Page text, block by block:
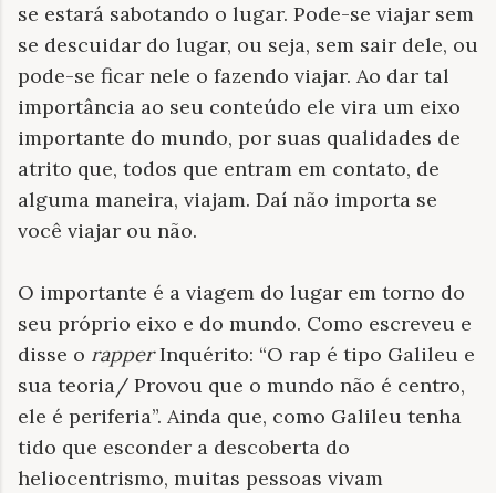
se estará sabotando o lugar. Pode-se viajar sem
se descuidar do lugar, ou seja, sem sair dele, ou
pode-se ficar nele o fazendo viajar. Ao dar tal
importância ao seu conteúdo ele vira um eixo
importante do mundo, por suas qualidades de
atrito que, todos que entram em contato, de
alguma maneira, viajam. Daí não importa se
você viajar ou não.
O importante é a viagem do lugar em torno do
seu próprio eixo e do mundo. Como escreveu e
disse o rapperInquérito: “O rap é tipo Galileu e
sua teoria/ Provou que o mundo não é centro,
ele é periferia”. Ainda que, como Galileu tenha
tido que esconder a descoberta do
heliocentrismo, muitas pessoas vivam